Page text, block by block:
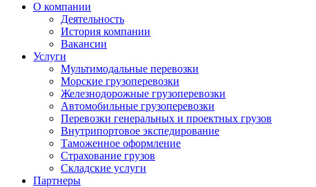
О компании
Деятельность
История компании
Вакансии
Услуги
Мультимодальные перевозки
Морские грузоперевозки
Железнодорожные грузоперевозки
Автомобильные грузоперевозки
Перевозки генеральных и проектных грузов
Внутрипортовое экспедирование
Таможенное оформление
Страхование грузов
Складские услуги
Партнеры